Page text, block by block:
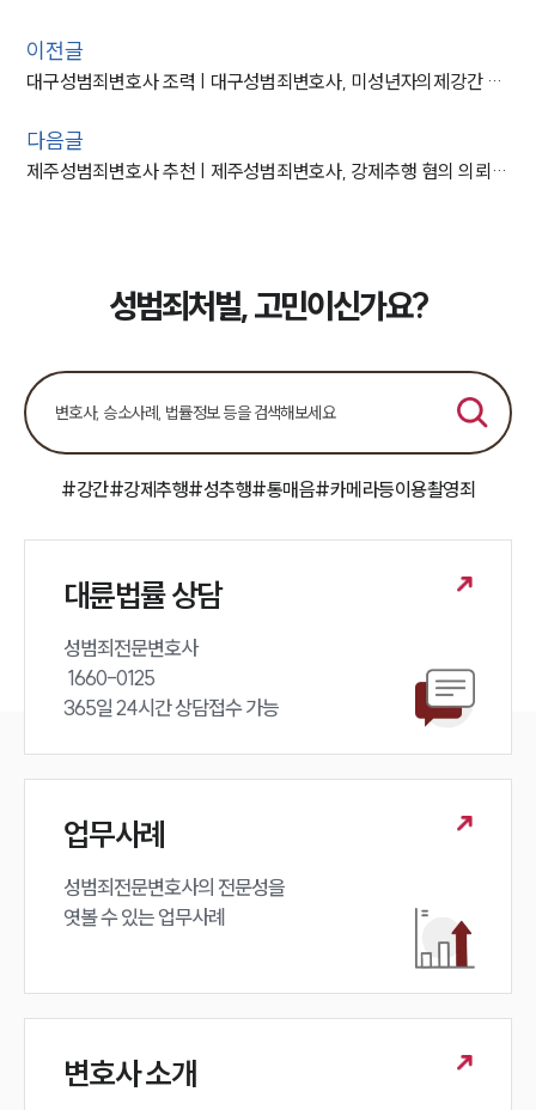
이전글
대구성범죄변호사 조력 | 대구성범죄변호사, 미성년자의제강간 등 다수의 성범죄 혐의 의뢰인 집행유예
다음글
제주성범죄변호사 추천 | 제주성범죄변호사, 강제추행 혐의 의뢰인 불기소 사건 마무리 조력
성범죄처벌, 고민이신가요?
#강간#강제추행#성추행#통매음#카메라등이용촬영죄
대륜법률 상담
성범죄전문변호사
365일 24시간 상담접수 가능
업무사례
성범죄전문변호사의 전문성을
엿볼 수 있는 업무사례
변호사 소개